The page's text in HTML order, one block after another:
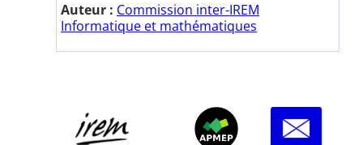
Auteur : Commission inter-IREM
Informatique et mathématiques